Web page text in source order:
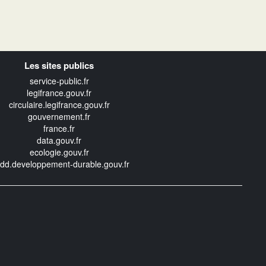
Les sites publics
service-public.fr
legifrance.gouv.fr
circulaire.legifrance.gouv.fr
gouvernement.fr
france.fr
data.gouv.fr
ecologie.gouv.fr
durable.gouv.fr